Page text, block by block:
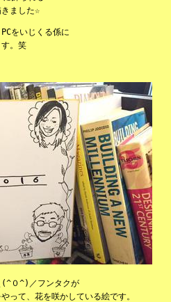
ました☆
をいじくる係に
。笑
(^０^)／フンタクが
って、花を咲かしている絵です。